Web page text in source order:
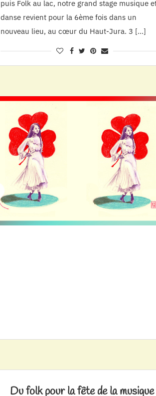
puis Folk au lac, notre grand stage musique
danse revient pour la 6ème fois dans un
nouveau lieu, au cœur du Haut-Jura. 3 […]
Du folk pour la fête de la musique